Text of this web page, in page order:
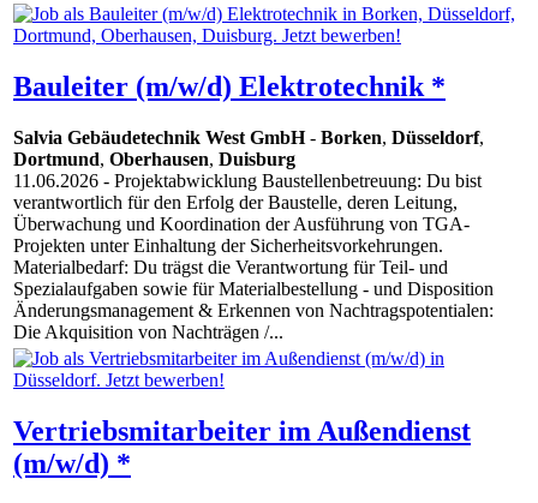
Bauleiter (m/w/d) Elektrotechnik *
Salvia Gebäudetechnik West GmbH- Borken, Düsseldorf,
Dortmund, Oberhausen, Duisburg
11.06.2026 - Projektabwicklung Baustellenbetreuung: Du bist
verantwortlich für den Erfolg der Baustelle, deren Leitung,
Überwachung und Koordination der Ausführung von TGA-
Projekten unter Einhaltung der Sicherheitsvorkehrungen.
Materialbedarf: Du trägst die Verantwortung für Teil- und
Spezialaufgaben sowie für Materialbestellung - und Disposition
Änderungsmanagement & Erkennen von Nachtragspotentialen:
Die Akquisition von Nachträgen /...
Vertriebsmitarbeiter im Außendienst
(m/w/d) *